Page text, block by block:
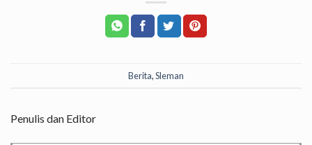
Berita,Sleman
Penulis dan Editor